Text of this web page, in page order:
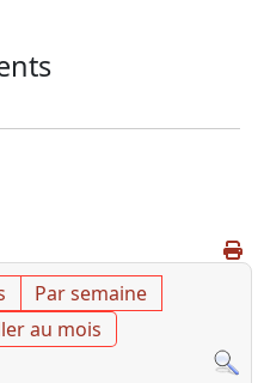
Par semaine
au mois